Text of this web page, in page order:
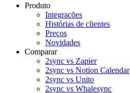
Produto
Integrações
Histórias de clientes
Preços
Novidades
Comparar
2sync vs Zapier
2sync vs Notion Calendar
2sync vs Unito
2sync vs Whalesync